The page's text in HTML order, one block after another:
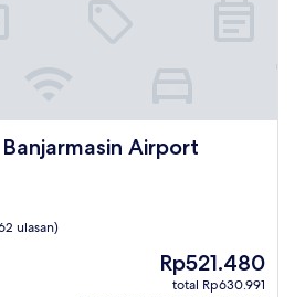
Airport
Airport
ulasan)
Harga
sekarang
Rp521.480
total Rp630.991